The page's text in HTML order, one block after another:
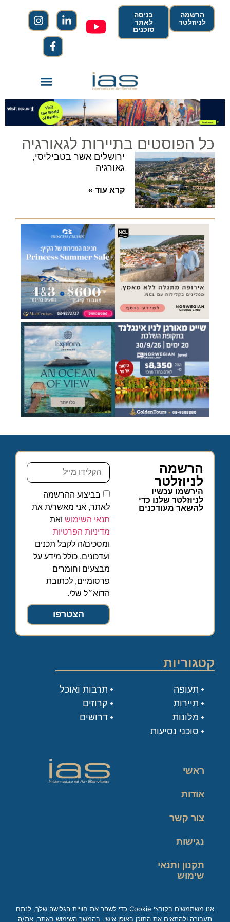
הרשמה
לניוזלטר
כניסה
לאתר
סוכנים
כל הפוסטים בתיירות לגאורגיה
ירושלים אשר בטביליסי,
גאורגיה
קרא עוד »
הרשמה
לניוזלטר
הירשמו עכשיו
לניוזלטר שלנו כדי
להשאר מעודכנים
בביצוע ההרשמה
לאתר, אני מאשר/ת את
תנאי השימוש ואת
מדיניות הפרטיות
ומסכים/ה לקבל תכנים
ועדכונים, כולל מידע על
מבצעים וחומרים
פרסומיים, לכתובת
הדוא״ל שלי.
הצטרפו
קטגוריות
תעופה
תיירות
מלונות
סוכני נסיעות
תרבות ואוכל
קרוזים
דרושים
ראשי
אודות
צור קשר
נגישות
תקנון ותנאי
שימוש
אנו משתמשים בקובצי Cookie כדי לשפר את חוויית הגלישה שלך, לנתח
תעבורה ולהתאים את התוכן באופן אישי. בהמשך השימוש באתר, את/ה